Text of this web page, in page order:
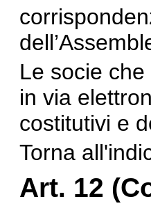
Le socie
in via
costitutivi e
Torna
Art. 12